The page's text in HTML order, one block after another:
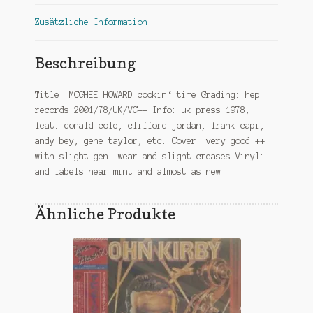
Zusätzliche Information
Beschreibung
Title: MCGHEE HOWARD cookin‘ time Grading: hep
records 2001/78/UK/VG++ Info: uk press 1978,
feat. donald cole, clifford jordan, frank capi,
andy bey, gene taylor, etc. Cover: very good ++
with slight gen. wear and slight creases Vinyl:
and labels near mint and almost as new
Ähnliche Produkte